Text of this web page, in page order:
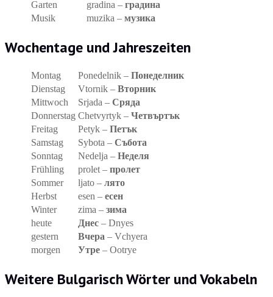
Garten gradina – градина
Musik
muzika – музика
Wochentage und Jahreszeiten
Montag Ponedelnik – Понеделник
Dienstag
Vtornik – Вторник
Mittwoch
Srjada – Сряда
Donnerstag Chetvyrtyk – Четвъртък
Freitag
Petyk – Петък
Samstag
Sybota – Събота
Sonntag
Nedelja – Неделя
Frühling
prolet – пролет
Sommer
ljato – лято
Herbst
esen – есен
Winter
zima – зима
heute
Днес – Dnyes
gestern
Вчера – Vchyera
morgen
Утре – Ootrye
Weitere Bulgarisch Wörter und Vokabeln